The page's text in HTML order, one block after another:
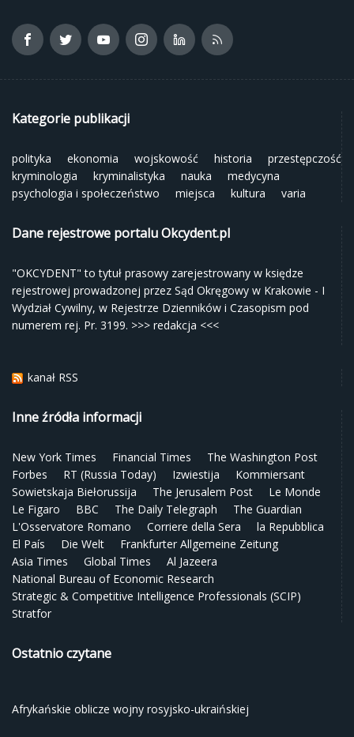
Kategorie publikacji
polityka ekonomia wojskowość historia
przestępczość
kryminologia
kryminalistyka nauka
medycyna
psychologia i społeczeństwo
miejsca kultura varia
Dane rejestrowe portalu Okcydent.pl
"OKCYDENT" to tytuł prasowy zarejestrowany w księdze
rejestrowej prowadzonej przez Sąd Okręgowy w Krakowie - I
Wydział Cywilny, w Rejestrze Dzienników i Czasopism pod
numerem rej. Pr. 3199. >>> redakcja <<<
kanał RSS
Inne źródła informacji
New York Times Financial Times
The Washington Post
Forbes
RT (Russia Today) Izwiestija
Kommiersant
Sowietskaja Biełorussija
The Jerusalem Post
Le Monde
Le Figaro
BBC The Daily Telegraph
The Guardian
L'Osservatore Romano
Corriere della Sera
la Repubblica
El País
Die Welt
Frankfurter Allgemeine Zeitung
Asia Times
Global Times
Al Jazeera
National Bureau of Economic Research
Strategic & Competitive Intelligence Professionals (SCIP)
Stratfor
Ostatnio czytane
Afrykańskie oblicze wojny rosyjsko-ukraińskiej